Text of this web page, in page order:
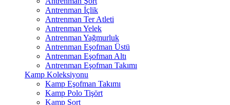
Antrenman İçlik
Antrenman Ter Atleti
Antrenman Yelek
Antrenman Yağmurluk
Antrenman Eşofman Üstü
Antrenman Eşofman Altı
Antrenman Eşofman Takımı
Kamp Koleksiyonu
Kamp Eşofman Takımı
Kamp Polo Tişört
Kamp Şort